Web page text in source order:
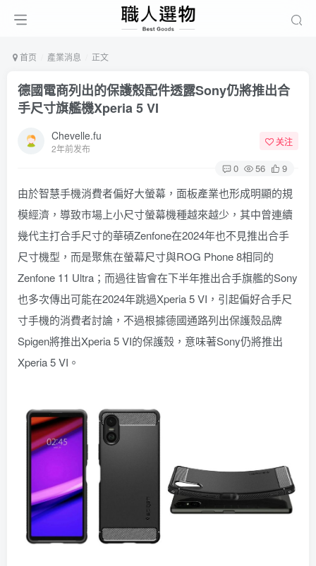
首页 產業消息 正文
德國電商列出的保護殼配件透露Sony仍將推出合
手尺寸旗艦機Xperia 5 VI
Chevelle.fu
2年前发布
关注
0 56 9
由於智慧手機消費者偏好大螢幕，面板產業也形成明顯的規
模經濟，導致市場上小尺寸螢幕機種越來越少，其中曾連續
幾代主打合手尺寸的華碩Zenfone在2024年也不見推出合手
尺寸機型，而是聚焦在螢幕尺寸與ROG Phone 8相同的
Zenfone 11 Ultra；而過往皆會在下半年推出合手旗艦的Sony
也多次傳出可能在2024年跳過Xperia 5 VI，引起偏好合手尺
寸手機的消費者討論，不過根據德國通路列出保護殼品牌
Spigen將推出Xperia 5 VI的保護殼，意味著Sony仍將推出
Xperia 5 VI。